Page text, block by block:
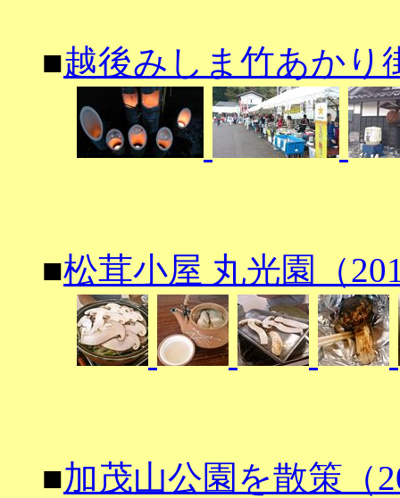
■越後みしま竹あかり
■松茸小屋 丸光園（
■加茂山公園を散策（